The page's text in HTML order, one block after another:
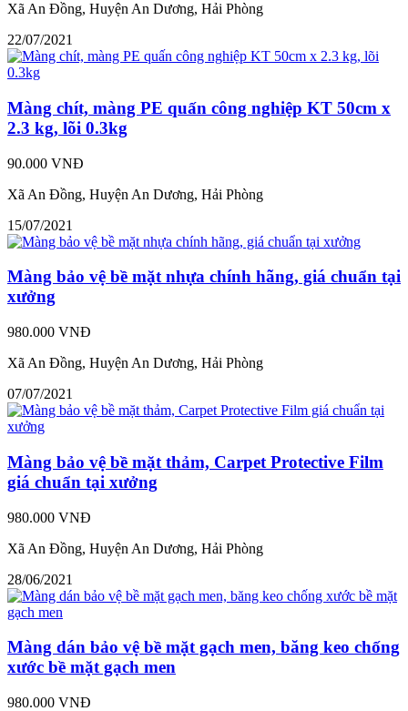
Xã An Đồng, Huyện An Dương, Hải Phòng
22/07/2021
Màng chít, màng PE quấn công nghiệp KT 50cm x
2.3 kg, lõi 0.3kg
90.000 VNĐ
Xã An Đồng, Huyện An Dương, Hải Phòng
15/07/2021
Màng bảo vệ bề mặt nhựa chính hãng, giá chuẩn tại
xưởng
980.000 VNĐ
Xã An Đồng, Huyện An Dương, Hải Phòng
07/07/2021
Màng bảo vệ bề mặt thảm, Carpet Protective Film
giá chuẩn tại xưởng
980.000 VNĐ
Xã An Đồng, Huyện An Dương, Hải Phòng
28/06/2021
Màng dán bảo vệ bề mặt gạch men, băng keo chống
xước bề mặt gạch men
980.000 VNĐ